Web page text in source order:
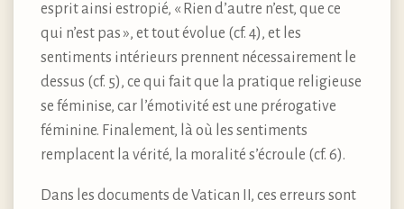
esprit ainsi estropié, « Rien d’autre n’est, que ce
qui n’est pas », et tout évolue (cf. 4), et les
sentiments intérieurs prennent nécessairement le
dessus (cf. 5), ce qui fait que la pratique religieuse
se féminise, car l’émotivité est une prérogative
féminine. Finalement, là où les sentiments
remplacent la vérité, la moralité s’écroule (cf. 6).
Dans les documents de Vatican II, ces erreurs sont